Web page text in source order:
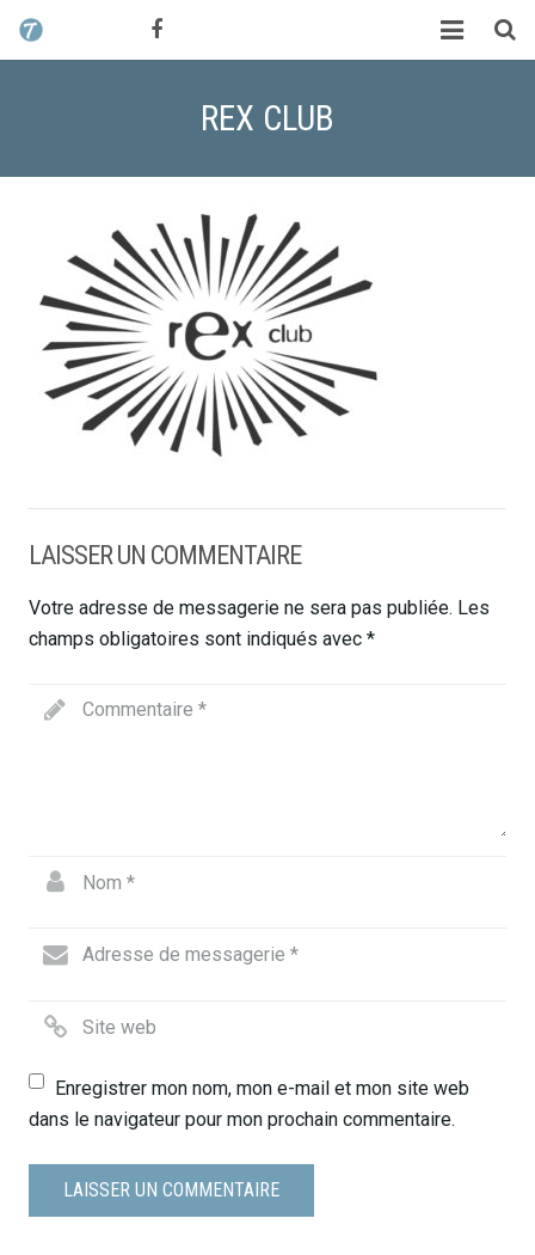
ALEX HALIMI
REX CLUB
LAISSER UN COMMENTAIRE
Votre adresse de messagerie ne sera pas publiée. Les
champs obligatoires sont indiqués avec *
Enregistrer mon nom, mon e-mail et mon site web
dans le navigateur pour mon prochain commentaire.